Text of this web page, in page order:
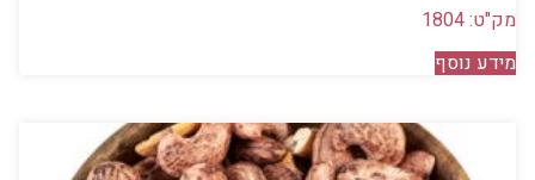
מק"ט: 1804
מידע נוסף